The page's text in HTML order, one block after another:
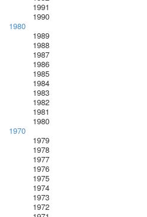
1991
1990
1980
1989
1988
1987
1986
1985
1984
1983
1982
1981
1980
1970
1979
1978
1977
1976
1975
1974
1973
1972